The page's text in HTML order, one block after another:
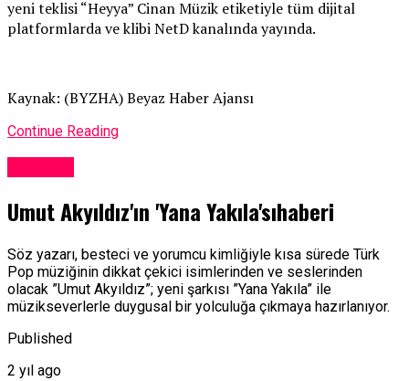
yeni teklisi “Heyya” Cinan Müzik etiketiyle tüm dijital
platformlarda ve klibi NetD kanalında yayında.
Kaynak: (BYZHA) Beyaz Haber Ajansı
Continue Reading
Umut Akyıldız'ın 'Yana Yakıla'sıhaberi
Söz yazarı, besteci ve yorumcu kimliğiyle kısa sürede Türk
Pop müziğinin dikkat çekici isimlerinden ve seslerinden
olacak ”Umut Akyıldız”; yeni şarkısı ”Yana Yakıla” ile
müzikseverlerle duygusal bir yolculuğa çıkmaya hazırlanıyor.
Published
2 yıl ago